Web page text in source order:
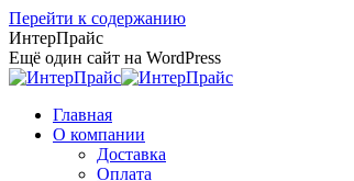
Перейти к содержанию
ИнтерПрайс
Ещё один сайт на WordPress
Главная
О компании
Доставка
Оплата